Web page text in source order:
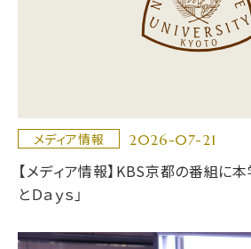
メディア情報
2026-07-21
【メディア情報】KBS京都の番組に
とＤａｙｓ」